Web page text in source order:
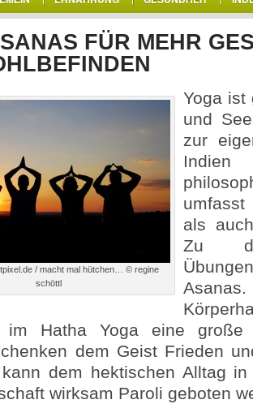
FÜR MEHR
/ macht mal hütchen… © regine
schöttl
Yoga ist
und
zur
als
Zu
im Hatha Yoga eine
dem Geist Frieden
dem hektischen Alltag in
wirksam Paroli geboten